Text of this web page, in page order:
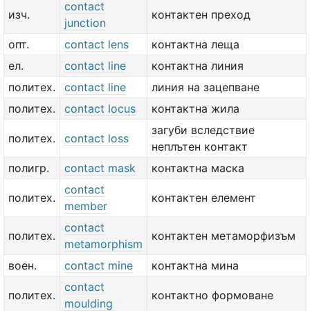
изч.
contact
junction
контактен преход
опт. contact lens
контактна леща
ел.
contact line
контактна линия
политех.
contact line
линия на зацепване
политех.
contact locus контактна жила
политех. contact loss
загуби вследствие
неплътен контакт
полигр.
contact mask контактна маска
политех.
contact
member
контактен елемент
политех.
contact
metamorphism
контактен метаморфизъм
воен. contact mine контактна мина
политех.
contact
moulding
контактно формоване